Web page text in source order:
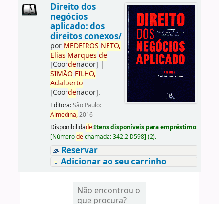
Direito dos
negócios
aplicado: dos
direitos conexos/
por MEDEIROS NETO,
Elias Marques de
[Coordenador] |
SIMÃO FILHO,
Adalberto
[Coordenador].
Editora:São Paulo:
Almedina,2016
Disponibilidade:Itens disponíveis para empréstimo:
[Númerodechamada:342.2 D598] (2).
Reservar
Adicionar ao seu carrinho
Não encontrou o
que procura?